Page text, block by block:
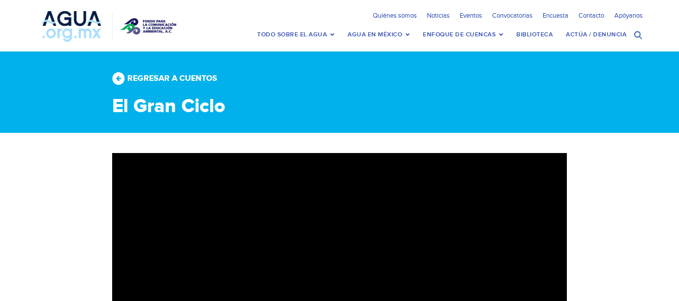
Quiénes somos Noticias Eventos Convocatorias Encuesta Contacto Apóyanos
TODO SOBRE EL AGUA AGUA EN MÉXICO ENFOQUE DE CUENCAS BIBLIOTECA ACTÚA / DENUNCIA
REGRESAR A CUENTOS
El Gran Ciclo